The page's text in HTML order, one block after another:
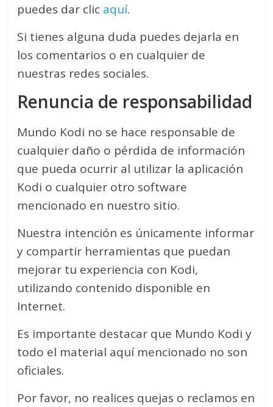
puedes dar clic aquí.
Si tienes alguna duda puedes dejarla en
los comentarios o en cualquier de
nuestras redes sociales.
Renuncia de responsabilidad
Mundo Kodi no se hace responsable de
cualquier daño o pérdida de información
que pueda ocurrir al utilizar la aplicación
Kodi o cualquier otro software
mencionado en nuestro sitio.
Nuestra intención es únicamente informar
y compartir herramientas que puedan
mejorar tu experiencia con Kodi,
utilizando contenido disponible en
Internet.
Es importante destacar que Mundo Kodi y
todo el material aquí mencionado no son
oficiales.
Por favor, no realices quejas o reclamos en